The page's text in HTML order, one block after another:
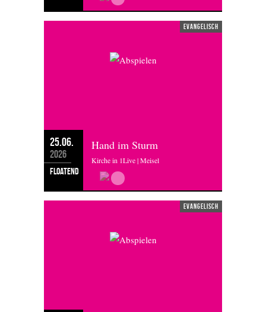
evangelisch
25.06.
2026
floatend
Hand im Sturm
Kirche in 1Live | Meisel
evangelisch